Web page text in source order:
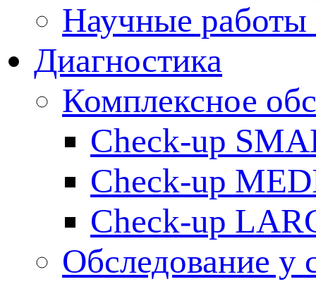
Научные работы
Диагностика
Комплексное
Check-up
Check-up
Check-up
Обследование у